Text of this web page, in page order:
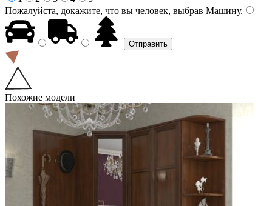
Пожалуйста, докажите, что вы человек, выбрав Машину.
Похожие модели